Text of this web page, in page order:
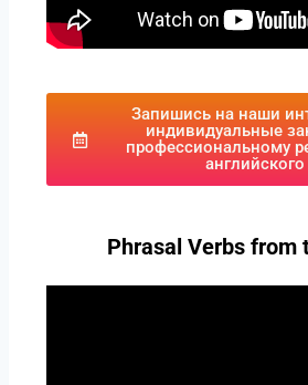
Запишись на наши
индивидуальные
профессиональному
английского
Phrasal Verbs from